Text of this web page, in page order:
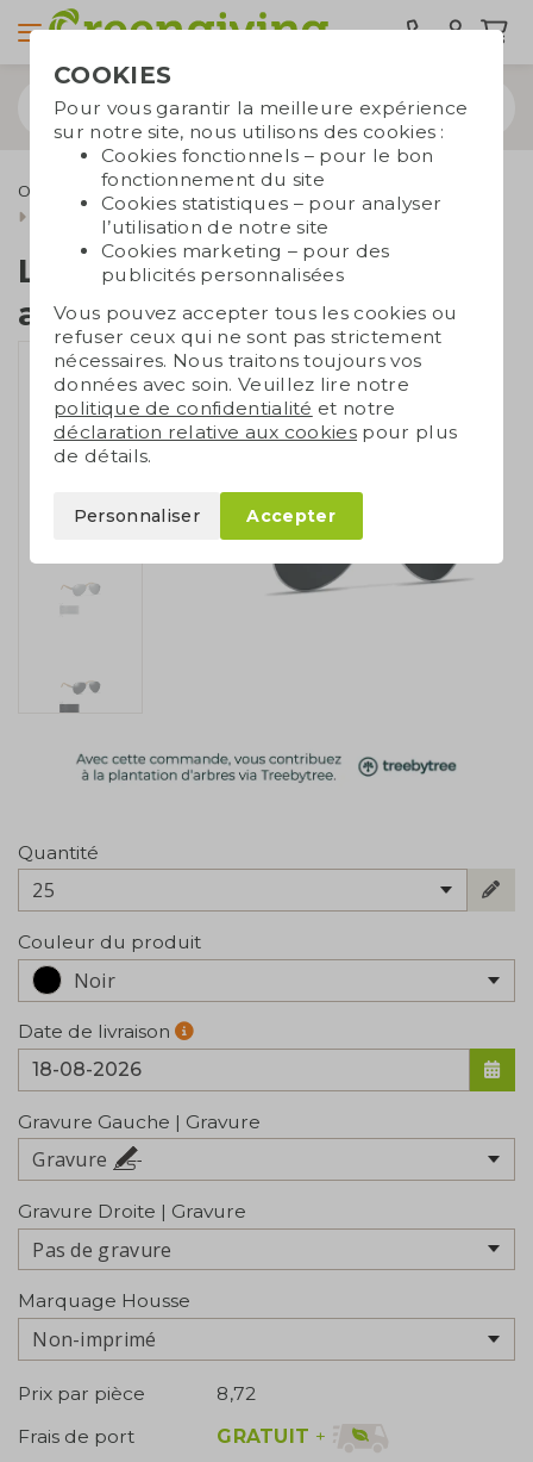
Outdoor & Loisirs
Lunettes de soleil
Lunettes de soleil aviateur
Lunettes de soleil
aviateur
Quantité
25
Couleur du produit
Noir
Date de livraison
Gravure Gauche | Gravure
Gravure
Gravure Droite | Gravure
Pas de gravure
Marquage Housse
Non-imprimé
Prix par pièce
8,72
Frais de port
GRATUIT +
COOKIES
Pour vous garantir la meilleure expérience
sur notre site, nous utilisons des cookies :
Cookies fonctionnels – pour le bon
fonctionnement du site
Cookies statistiques – pour analyser
l’utilisation de notre site
Cookies marketing – pour des
publicités personnalisées
Vous pouvez accepter tous les cookies ou
refuser ceux qui ne sont pas strictement
nécessaires. Nous traitons toujours vos
données avec soin. Veuillez lire notre
politique de confidentialité et notre
déclaration relative aux cookies pour plus
de détails.
Personnaliser Accepter